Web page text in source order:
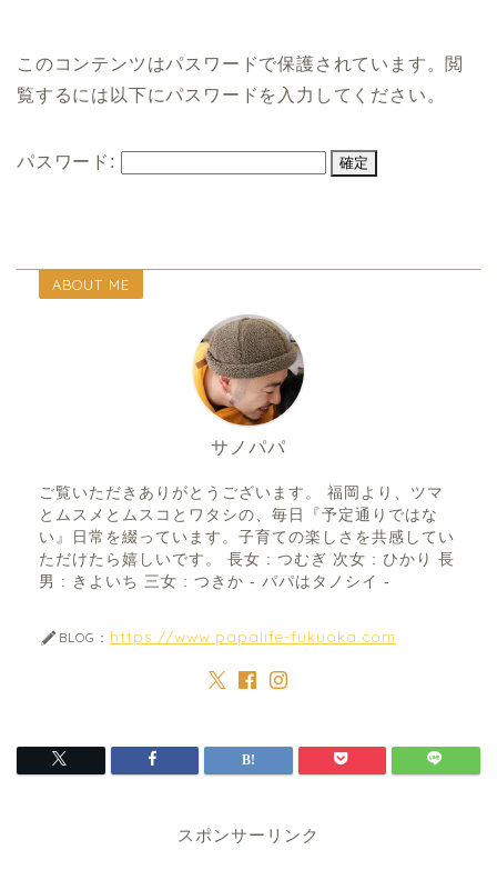
このコンテンツはパスワードで保護されています。閲
覧するには以下にパスワードを入力してください。
パスワード:
ABOUT ME
サノパパ
ご覧いただきありがとうございます。 福岡より、ツマ
とムスメとムスコとワタシの、毎日『予定通りではな
い』日常を綴っています。子育ての楽しさを共感してい
ただけたら嬉しいです。 長女 : つむぎ 次女 : ひかり 長
男 : きよいち 三女 : つきか - パパはタノシイ -
BLOG： https://www.papalife-fukuoka.com
スポンサーリンク